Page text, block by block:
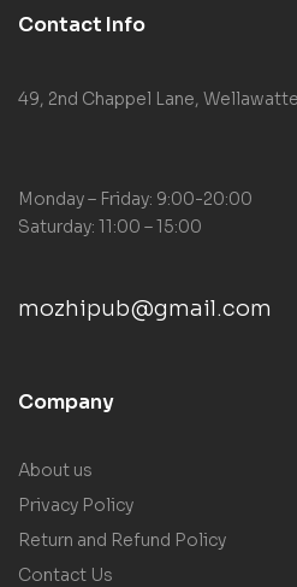
Contact Info
49, 2nd Chappel Lane,
Monday – Friday: 9:00-20:00
Saturday: 11:00 – 15:00
mozhipub@gmail.com
Company
About us
Privacy Policy
Return and Refund Policy
Contact Us